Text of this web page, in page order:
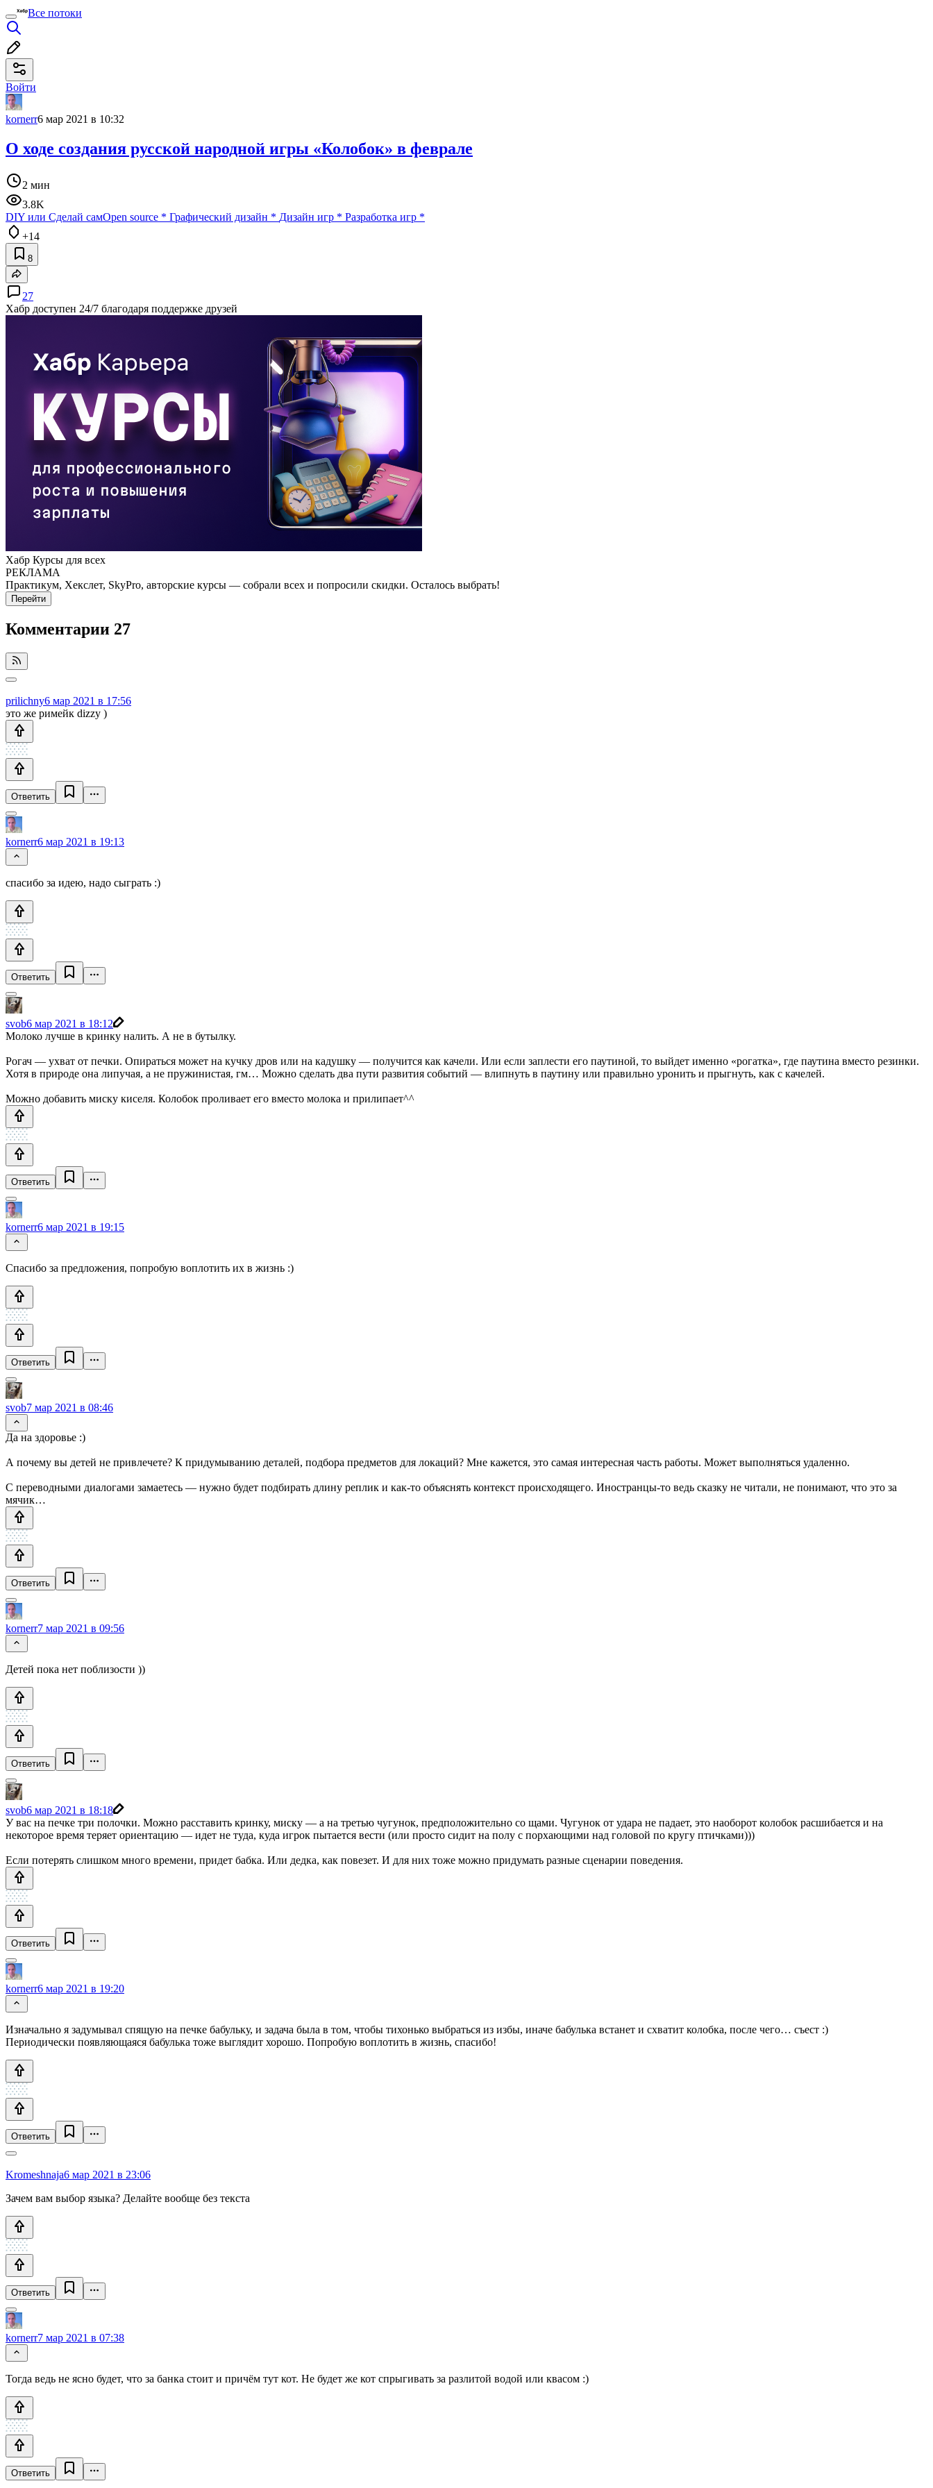
Все потоки
Войти
kornerr6 мар 2021 в 10:32
О ходе создания русской народной игры «Колобок» в феврале
2 мин
3.8K
DIY или Сделай самOpen source * Графический дизайн * Дизайн игр * Разработка игр *
+14
8
27
Хабр доступен 24/7 благодаря поддержке друзей
Хабр Курсы для всех
РЕКЛАМА
Практикум, Хекслет, SkyPro, авторские курсы — собрали всех и попросили скидки. Осталось выбрать!
Перейти
Комментарии 27
prilichny6 мар 2021 в 17:56
это же римейк dizzy )
Ответить
kornerr6 мар 2021 в 19:13
спасибо за идею, надо сыграть :)
Ответить
svob6 мар 2021 в 18:12
Молоко лучше в кринку налить. А не в бутылку.
Рогач — ухват от печки. Опираться может на кучку дров или на кадушку — получится как качели. Или если заплести его паутиной, то выйдет именно «рогатка», где паутина вместо резинки.
Хотя в природе она липучая, а не пружинистая, гм… Можно сделать два пути развития событий — влипнуть в паутину или правильно уронить и прыгнуть, как с качелей.
Можно добавить миску киселя. Колобок проливает его вместо молока и прилипает^^
Ответить
kornerr6 мар 2021 в 19:15
Спасибо за предложения, попробую воплотить их в жизнь :)
Ответить
svob7 мар 2021 в 08:46
Да на здоровье :)
А почему вы детей не привлечете? К придумыванию деталей, подбора предметов для локаций? Мне кажется, это самая интересная часть работы. Может выполняться удаленно.
С переводными диалогами замаетесь — нужно будет подбирать длину реплик и как-то объяснять контекст происходящего. Иностранцы-то ведь сказку не читали, не понимают, что это за
мячик…
Ответить
kornerr7 мар 2021 в 09:56
Детей пока нет поблизости ))
Ответить
svob6 мар 2021 в 18:18
У вас на печке три полочки. Можно расставить кринку, миску — а на третью чугунок, предположительно со щами. Чугунок от удара не падает, это наоборот колобок расшибается и на
некоторое время теряет ориентацию — идет не туда, куда игрок пытается вести (или просто сидит на полу с порхающими над головой по кругу птичками)))
Если потерять слишком много времени, придет бабка. Или дедка, как повезет. И для них тоже можно придумать разные сценарии поведения.
Ответить
kornerr6 мар 2021 в 19:20
Изначально я задумывал спящую на печке бабульку, и задача была в том, чтобы тихонько выбраться из избы, иначе бабулька встанет и схватит колобка, после чего… съест :)
Периодически появляющаяся бабулька тоже выглядит хорошо. Попробую воплотить в жизнь, спасибо!
Ответить
Kromeshnaja6 мар 2021 в 23:06
Зачем вам выбор языка? Делайте вообще без текста
Ответить
kornerr7 мар 2021 в 07:38
Тогда ведь не ясно будет, что за банка стоит и причём тут кот. Не будет же кот спрыгивать за разлитой водой или квасом :)
Ответить